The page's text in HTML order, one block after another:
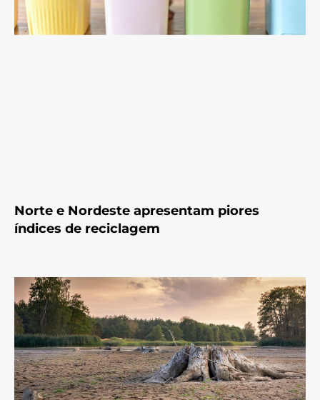
Norte e Nordeste apresentam piores
índices de reciclagem